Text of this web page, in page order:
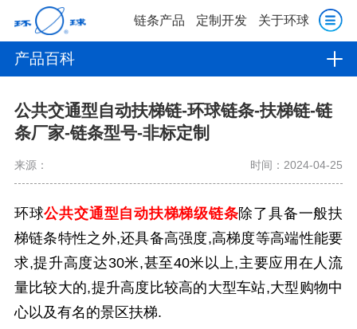
链条产品 定制开发 关于环球
产品百科
公共交通型自动扶梯链-环球链条-扶梯链-链
条厂家-链条型号-非标定制
来源： 时间：2024-04-25
环球公共交通型自动扶梯梯级链条除了具备一般扶
梯链条特性之外,还具备高强度,高梯度等高端性能要
求,提升高度达30米,甚至40米以上,主要应用在人流
量比较大的,提升高度比较高的大型车站,大型购物中
心以及有名的景区扶梯.